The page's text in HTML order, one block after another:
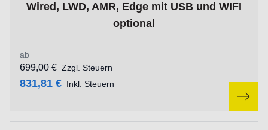
Wired, LWD, AMR, Edge mit USB und WIFI
optional
ab
831,81 € Inkl. Steuern
699,00 € Zzgl. Steuern